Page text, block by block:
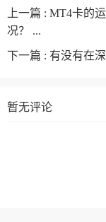
上一篇 : MT4卡的
况？ ...
下一篇 : 有没有在
暂无评论